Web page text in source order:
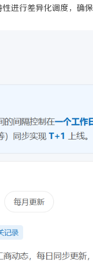
进行差异化调度，确